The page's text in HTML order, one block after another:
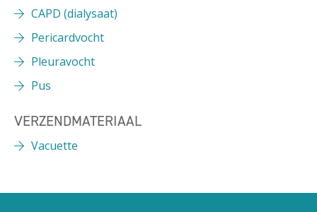
CAPD (dialysaat)
Pericardvocht
Pleuravocht
Pus
VERZENDMATERIAAL
Vacuette